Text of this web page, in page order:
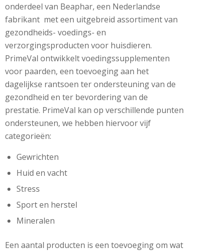
onderdeel van Beaphar, een Nederlandse
fabrikant met een uitgebreid assortiment van
gezondheids- voedings- en
verzorgingsproducten voor huisdieren.
PrimeVal ontwikkelt voedingssupplementen
voor paarden, een toevoeging aan het
dagelijkse rantsoen ter ondersteuning van de
gezondheid en ter bevordering van de
prestatie. PrimeVal kan op verschillende punten
ondersteunen, we hebben hiervoor vijf
categorieën:
Gewrichten
Huid en vacht
Stress
Sport en herstel
Mineralen
Een aantal producten is een toevoeging om wat